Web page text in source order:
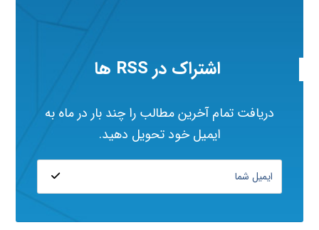
اشتراک در RSS ها
دریافت تمام آخرین مطالب را چند بار در ماه به
ایمیل خود تحویل دهید.